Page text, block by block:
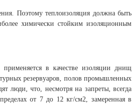
Поэтому теплоизоляция должна быть
химически стойким изоляционным
в качестве изоляции днищ
резервуаров, полов промышленных
люди, что, несмотря на запреты, всегда
от 7 до 12 кг/см2, замеренная в